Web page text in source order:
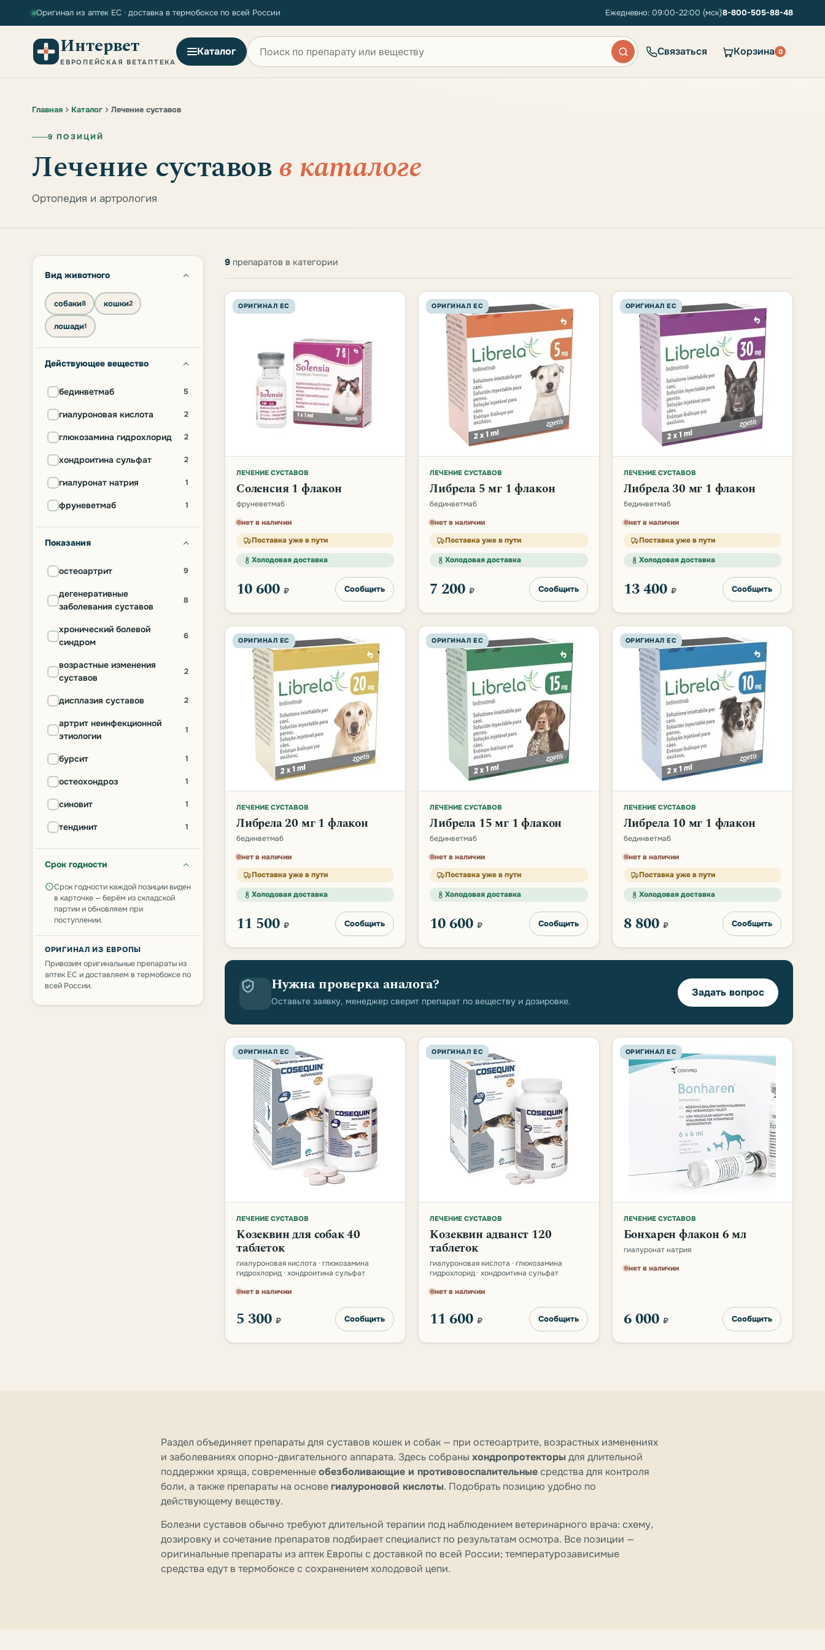
Оригинал из аптек ЕС · доставка в термобоксе по всей России Ежедневно: 09:00-22:00 (мск)8-800-505-88-48
Интервет
ЕВРОПЕЙСКАЯ ВЕТАПТЕКА
Каталог
Поиск по сайту
Связаться Корзина 0
Главная Каталог Лечение суставов
9 ПОЗИЦИЙ
Лечение суставовв каталоге
Ортопедия и артрология
Вид животного
собаки8 кошки2
лошади1
Действующее вещество
бединветмаб 5
гиалуроновая кислота 2
глюкозамина гидрохлорид 2
хондроитина сульфат 2
гиалуронат натрия 1
фруневетмаб 1
Показания
остеоартрит 9
дегенеративные
заболевания суставов
8
хронический болевой
синдром
6
возрастные изменения
суставов
2
дисплазия суставов 2
артрит неинфекционной
этиологии
1
бурсит 1
остеохондроз 1
синовит 1
тендинит 1
Срок годности
Срок годности каждой позиции виден
в карточке — берём из складской
партии и обновляем при
поступлении.
ОРИГИНАЛ ИЗ ЕВРОПЫ
Привозим оригинальные препараты из
аптек ЕС и доставляем в термобоксе по
всей России.
Товары категории Лечение суставов
9 препаратов в категории
ОРИГИНАЛ ЕС
ЛЕЧЕНИЕ СУСТАВОВ
Соленсия 1 флакон
фруневетмаб
нет в наличии
Поставка уже в пути
Холодовая доставка
10 600 ₽ Сообщить
ОРИГИНАЛ ЕС
ЛЕЧЕНИЕ СУСТАВОВ
Либрела 5 мг 1 флакон
бединветмаб
нет в наличии
Поставка уже в пути
Холодовая доставка
7 200₽ Сообщить
ОРИГИНАЛ ЕС
ЛЕЧЕНИЕ СУСТАВОВ
Либрела 30 мг 1 флакон
бединветмаб
нет в наличии
Поставка уже в пути
Холодовая доставка
13 400 ₽ Сообщить
ОРИГИНАЛ ЕС
ЛЕЧЕНИЕ СУСТАВОВ
Либрела 20 мг 1 флакон
бединветмаб
нет в наличии
Поставка уже в пути
Холодовая доставка
11 500 ₽ Сообщить
ОРИГИНАЛ ЕС
ЛЕЧЕНИЕ СУСТАВОВ
Либрела 15 мг 1 флакон
бединветмаб
нет в наличии
Поставка уже в пути
Холодовая доставка
10 600₽ Сообщить
ОРИГИНАЛ ЕС
ЛЕЧЕНИЕ СУСТАВОВ
Либрела 10 мг 1 флакон
бединветмаб
нет в наличии
Поставка уже в пути
Холодовая доставка
8 800 ₽ Сообщить
Нужна проверка аналога?
Оставьте заявку, менеджер сверит препарат по веществу и дозировке.
Задать вопрос
ОРИГИНАЛ ЕС
ЛЕЧЕНИЕ СУСТАВОВ
Козеквин для собак 40
таблеток
гиалуроновая кислота · глюкозамина
гидрохлорид · хондроитина сульфат
нет в наличии
5 300 ₽ Сообщить
ОРИГИНАЛ ЕС
ЛЕЧЕНИЕ СУСТАВОВ
Козеквин адванст 120
таблеток
гиалуроновая кислота · глюкозамина
гидрохлорид · хондроитина сульфат
нет в наличии
11 600₽ Сообщить
ОРИГИНАЛ ЕС
ЛЕЧЕНИЕ СУСТАВОВ
Бонхарен флакон 6 мл
гиалуронат натрия
нет в наличии
6 000 ₽ Сообщить
Раздел объединяет препараты для суставов кошек и собак — при остеоартрите, возрастных изменениях
и заболеваниях опорно-двигательного аппарата. Здесь собраны хондропротекторы для длительной
поддержки хряща, современныеобезболивающие и противовоспалительныесредства для контроля
боли, а также препараты на основе гиалуроновой кислоты. Подобрать позицию удобно по
действующему веществу.
Болезни суставов обычно требуют длительной терапии под наблюдением ветеринарного врача: схему,
дозировку и сочетание препаратов подбирает специалист по результатам осмотра. Все позиции —
оригинальные препараты из аптек Европы с доставкой по всей России; температурозависимые
средства едут в термобоксе с сохранением холодовой цепи.